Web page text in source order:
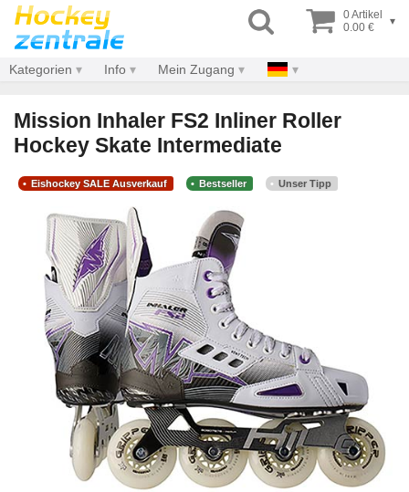
0 Artikel
0.00 €
▾
Kategorien Info Mein Zugang
Mission Inhaler FS2 Inliner Roller
Hockey Skate Intermediate
Eishockey SALE Ausverkauf Bestseller Unser Tipp